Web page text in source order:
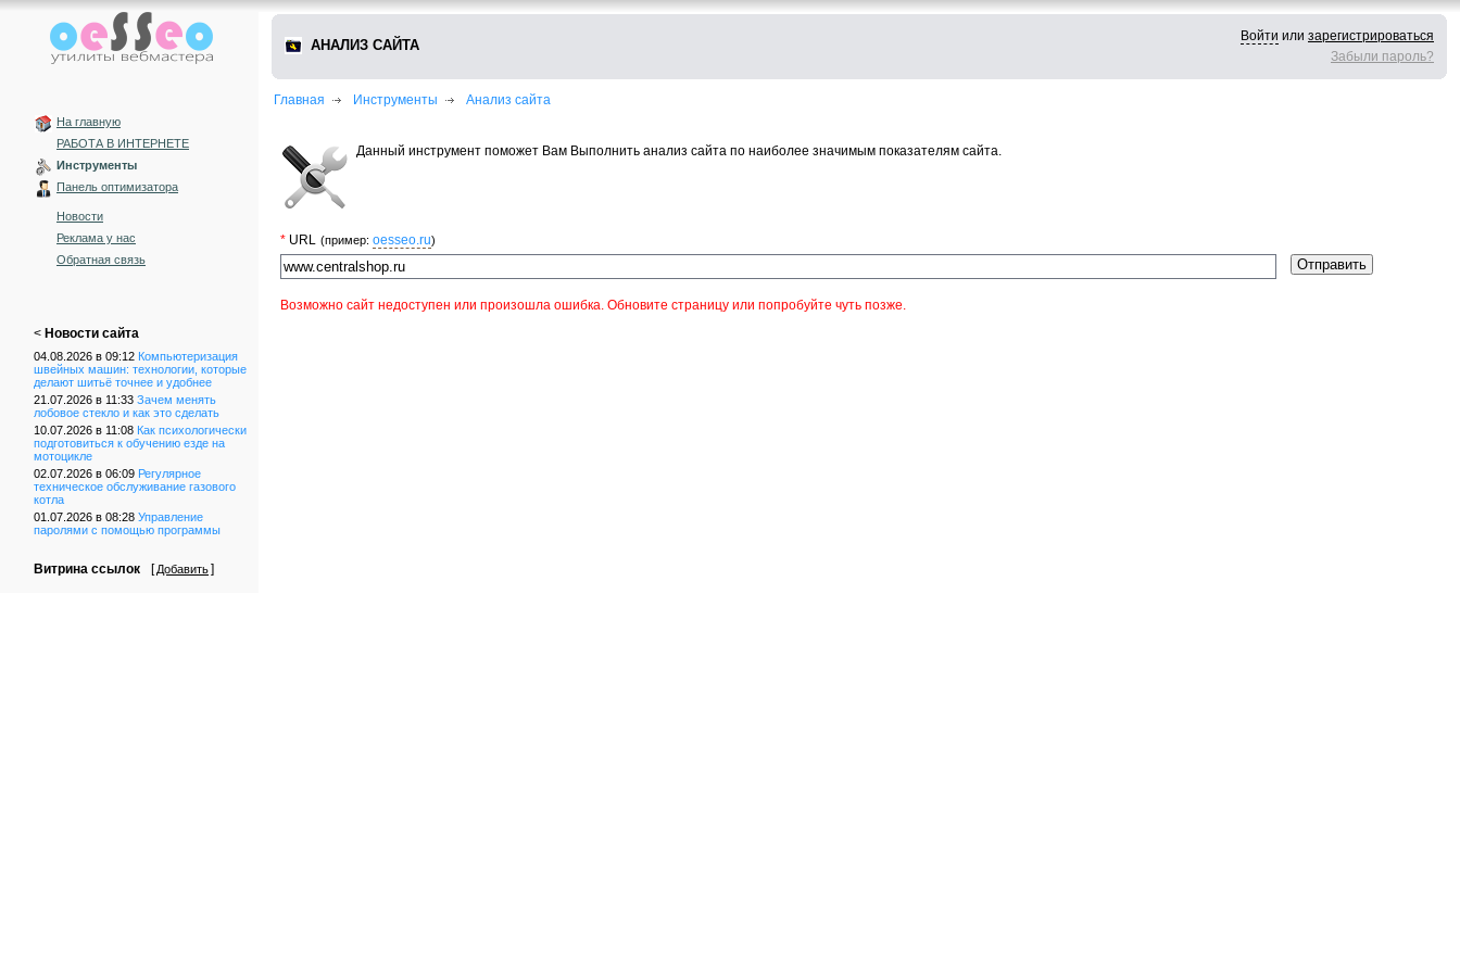
На главную
РАБОТА В ИНТЕРНЕТЕ
Инструменты
Панель оптимизатора
Новости
Реклама у нас
Обратная связь
< Новости сайта
04.08.2026 в 09:12 Компьютеризация
швейных машин: технологии, которые
делают шитьё точнее и удобнее
21.07.2026 в 11:33 Зачем менять
лобовое стекло и как это сделать
10.07.2026 в 11:08 Как психологически
подготовиться к обучению езде на
мотоцикле
02.07.2026 в 06:09 Регулярное
техническое обслуживание газового
котла
01.07.2026 в 08:28 Управление
паролями с помощью программы
Витрина ссылок [ Добавить]
АНАЛИЗ САЙТА
Войти или зарегистрироваться
Забыли пароль?
Главная Инструменты Анализ сайта
Данный инструмент поможет Вам Выполнить анализ сайта по наиболее значимым показателям сайта.
* URL (пример: oesseo.ru)
Возможно сайт недоступен или произошла ошибка. Обновите страницу или попробуйте чуть позже.